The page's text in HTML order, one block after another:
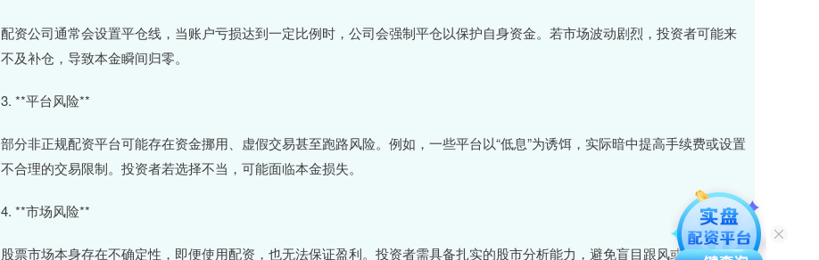
配资公司通常会设置平仓线，当账户亏损达到一定比例时，公司会强制平仓以保护自身资金。若市场波动剧烈，投资者可能来
不及补仓，导致本金瞬间归零。
3. **平台风险**
部分非正规配资平台可能存在资金挪用、虚假交易甚至跑路风险。例如，一些平台以“低息”为诱饵，实际暗中提高手续费或设置
不合理的交易限制。投资者若选择不当，可能面临本金损失。
4. **市场风险**
股票市场本身存在不确定性，即便使用配资，也无法保证盈利。投资者需具备扎实的股市分析能力，避免盲目跟风或追涨杀